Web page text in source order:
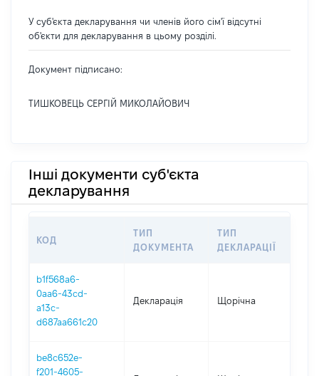
У суб'єкта декларування чи членів його сім'ї відсутні
об'єкти для декларування в цьому розділі.
Документ підписано:
ТИШКОВЕЦЬ СЕРГІЙ МИКОЛАЙОВИЧ
Інші документи суб'єкта
декларування
КОД
ТИП
ДОКУМЕНТА
ТИП
ДЕКЛАРАЦІЇ
b1f568a6-
0aa6-43cd-
a13c-
d687aa661c20
Декларація Щорічна
be8c652e-
f201-4605-